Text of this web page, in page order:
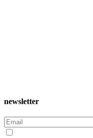
newsletter